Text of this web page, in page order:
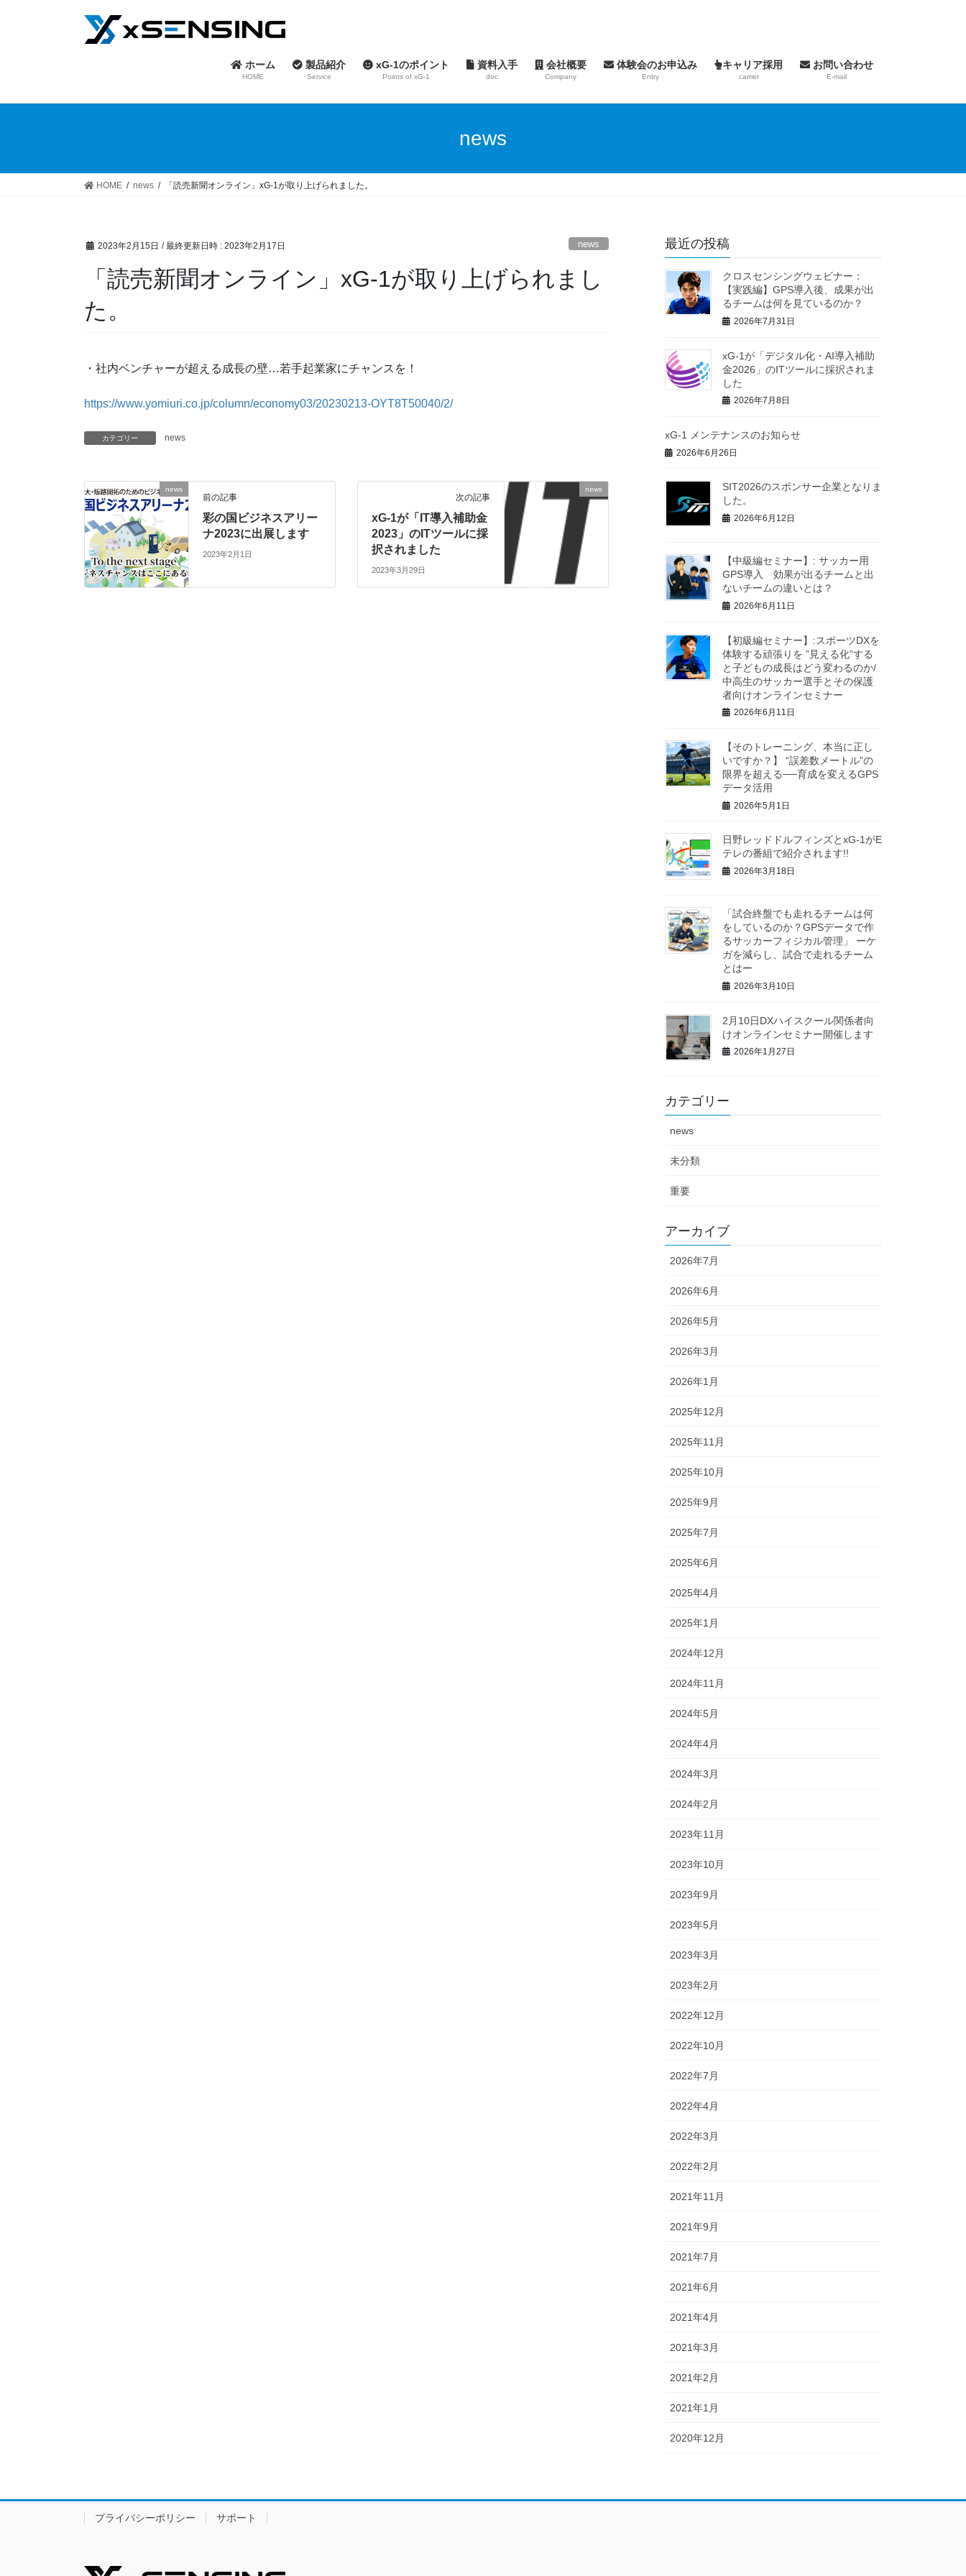
ホーム
HOME
製品紹介
Service
xG-1のポイント
Points of xG-1
資料入手
doc
会社概要
Company
体験会のお申込み
Entry
キャリア採用
carrier
お問い合わせ
E-mail
news
HOME news 「読売新聞オンライン」xG-1が取り上げられました。
2023年2月15日 / 最終更新日時 : 2023年2月17日 news
「読売新聞オンライン」xG-1が取り上げられまし
た。
・社内ベンチャーが超える成長の壁…若手起業家にチャンスを！
https://www.yomiuri.co.jp/column/economy03/20230213-OYT8T50040/2/
カテゴリー news
news
前の記事
彩の国ビジネスアリー
ナ2023に出展します
2023年2月1日
news
次の記事
xG-1が「IT導入補助金
2023」のITツールに採
択されました
2023年3月29日
最近の投稿
クロスセンシングウェビナー：
【実践編】GPS導入後、成果が出
るチームは何を見ているのか？
2026年7月31日
xG-1が「デジタル化・AI導入補助
金2026」のITツールに採択されま
した
2026年7月8日
xG-1 メンテナンスのお知らせ
2026年6月26日
SIT2026のスポンサー企業となりま
した。
2026年6月12日
【中級編セミナー】: サッカー用
GPS導入 効果が出るチームと出
ないチームの違いとは？
2026年6月11日
【初級編セミナー】:スポーツDXを
体験する頑張りを ”見える化”する
と子どもの成長はどう変わるのか/
中高生のサッカー選手とその保護
者向けオンラインセミナー
2026年6月11日
【そのトレーニング、本当に正し
いですか？】 “誤差数メートル”の
限界を超える──育成を変えるGPS
データ活用
2026年5月1日
日野レッドドルフィンズとxG-1がE
テレの番組で紹介されます!!
2026年3月18日
「試合終盤でも走れるチームは何
をしているのか？GPSデータで作
るサッカーフィジカル管理」 ーケ
ガを減らし、試合で走れるチーム
とはー
2026年3月10日
2月10日DXハイスクール関係者向
けオンラインセミナー開催します
2026年1月27日
カテゴリー
news
未分類
重要
アーカイブ
2026年7月
2026年6月
2026年5月
2026年3月
2026年1月
2025年12月
2025年11月
2025年10月
2025年9月
2025年7月
2025年6月
2025年4月
2025年1月
2024年12月
2024年11月
2024年5月
2024年4月
2024年3月
2024年2月
2023年11月
2023年10月
2023年9月
2023年5月
2023年3月
2023年2月
2022年12月
2022年10月
2022年7月
2022年4月
2022年3月
2022年2月
2021年11月
2021年9月
2021年7月
2021年6月
2021年4月
2021年3月
2021年2月
2021年1月
2020年12月
プライバシーポリシー サポート